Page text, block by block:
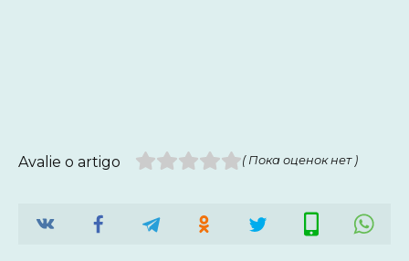
Avalie o artigo ( Пока оценок нет )